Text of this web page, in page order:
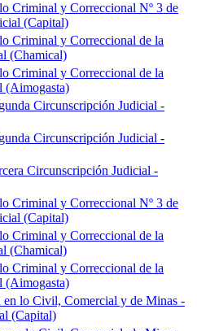
Criminal y Correccional Nº 3 de
(Capital)
Criminal y Correccional de la
(Chamical)
Criminal y Correccional de la
(Aimogasta)
Circunscripción Judicial -
Circunscripción Judicial -
Circunscripción Judicial -
Criminal y Correccional Nº 3 de
(Capital)
Criminal y Correccional de la
(Chamical)
Criminal y Correccional de la
(Aimogasta)
en lo Civil, Comercial y de Minas -
(Capital)